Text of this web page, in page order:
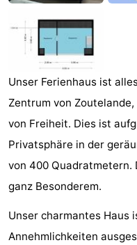
Joossesweg
Kustlicht
Meerpaal
-
Valkenisse
Zee,
Duin
Hotels
Frühstück)
Strand
Unser Ferienhaus ist
Zentrum von
von Freiheit. Dies ist
Privatsphäre in der
von 400 Quadratmetern.
ganz Besonderem.
Unser charmantes Haus
Annehmlichkeiten